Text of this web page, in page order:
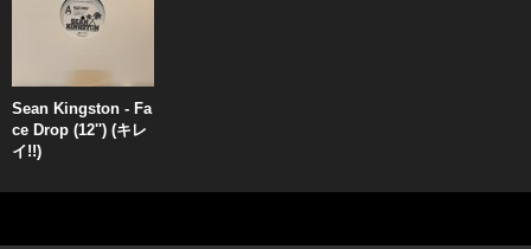
Sean Kingston - Fa
ce Drop (12'') (キレ
イ!!)